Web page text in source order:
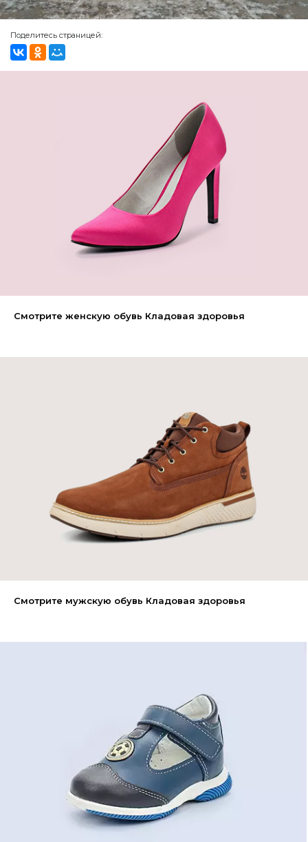
Поделитесь страницей:
Смотрите женскую обувь Кладовая здоровья
Смотрите мужскую обувь Кладовая здоровья